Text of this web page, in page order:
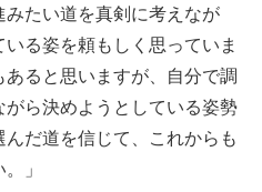
みたい道を真剣に考えなが
る姿を頼もしく思っていま
ると思いますが、自分で調
ら決めようとしている姿勢
だ道を信じて、これからも
」